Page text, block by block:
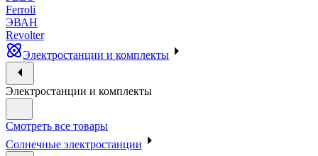
Ferroli
ЭВАН
Revolter
Электростанции и комплекты
Электростанции и комплекты
Смотреть все товары
Солнечные электростанции